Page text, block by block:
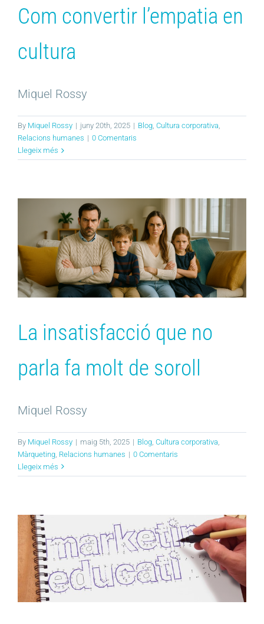
Com convertir l’empatia en
cultura
Miquel Rossy
By Miquel Rossy | juny 20th, 2025 | Blog, Cultura corporativa,
Relacions humanes | 0 Comentaris
Llegeix més
La insatisfacció que no
parla fa molt de soroll
Miquel Rossy
By Miquel Rossy | maig 5th, 2025 | Blog Cultura corporativa
Màrqueting Relacions humanes | 0 Comentaris
Llegeix més